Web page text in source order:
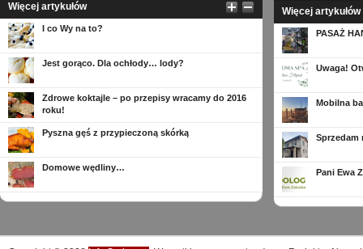
Więcej artykułów
I co Wy na to?
Jest gorąco. Dla ochłody… lody?
Zdrowe koktajle – po przepisy wracamy do 2016
roku!
Pyszna gęś z przypieczoną skórką
Domowe wędliny…
Więcej artykułów
PASAŻ
Uwaga!
Mobilna
Sprzedam
Pani Ewa